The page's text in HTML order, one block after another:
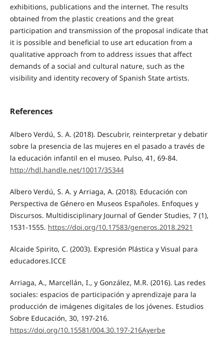
exhibitions, publications and the internet. The results
obtained from the plastic creations and the great
participation and transmission of the proposal indicate that
it is possible and beneficial to use art education from a
qualitative approach from to address issues that affect
demands of a social and cultural nature, such as the
visibility and identity recovery of Spanish State artists.
References
Albero Verdú, S. A. (2018). Descubrir, reinterpretar y debatir
sobre la presencia de las mujeres en el pasado a través de
la educación infantil en el museo. Pulso, 41, 69-84.
http://hdl.handle.net/10017/35344
Albero Verdú, S. A. y Arriaga, A. (2018). Educación con
Perspectiva de Género en Museos Españoles. Enfoques y
Discursos. Multidisciplinary Journal of Gender Studies, 7 (1),
1531-1555. https://doi.org/10.17583/generos.2018.2921
Alcaide Spirito, C. (2003). Expresión Plástica y Visual para
educadores.ICCE
Arriaga, A., Marcellán, I., y González, M.R. (2016). Las redes
sociales: espacios de participación y aprendizaje para la
producción de imágenes digitales de los jóvenes. Estudios
Sobre Educación, 30, 197-216.
https://doi.org/10.15581/004.30.197-216Ayerbe